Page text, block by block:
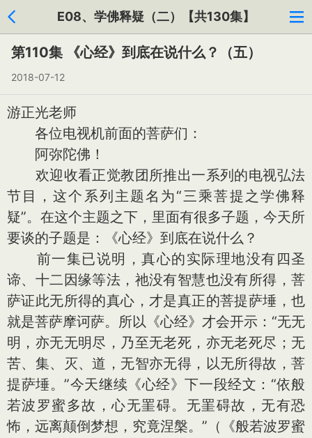
E08、学佛释疑（二）【共130集】
第110集 《心经》到底在说什么？（五）
2018-07-12
游正光老师
各位电视机前面的菩萨们：
阿弥陀佛！
欢迎收看正觉教团所推出一系列的电视弘法
节目，这个系列主题名为“三乘菩提之学佛释
疑”。在这个主题之下，里面有很多子题，今天所
要谈的子题是：《心经》到底在说什么？
前一集已说明，真心的实际理地没有四圣
谛、十二因缘等法，祂没有智慧也没有所得，菩
萨证此无所得的真心，才是真正的菩提萨埵，也
就是菩萨摩诃萨。所以《心经》才会开示：“无无
明，亦无无明尽，乃至无老死，亦无老死尽；无
苦、集、灭、道，无智亦无得，以无所得故，菩
提萨埵。”今天继续《心经》下一段经文：“依般
若波罗蜜多故，心无罣碍。无罣碍故，无有恐
怖，远离颠倒梦想，究竟涅槃。”（《般若波罗蜜